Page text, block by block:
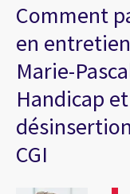
Comment
en
Marie-
Handicap
CGI